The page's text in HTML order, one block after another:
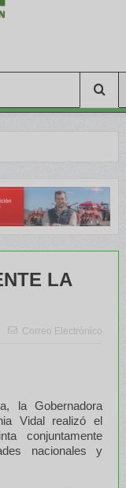
LA
Correo Electrónico
la Gobernadora
Vidal realizó el
conjuntamente
nacionales y